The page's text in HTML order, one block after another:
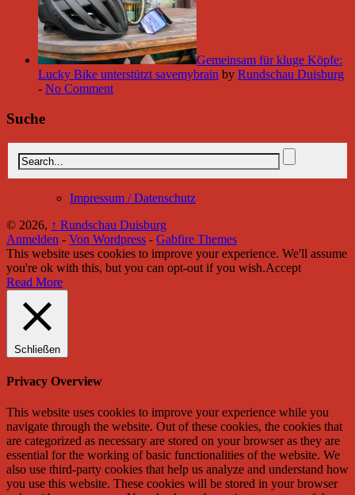
Gemeinsam für kluge Köpfe:
Lucky Bike unterstützt savemybrain by Rundschau Duisburg
- No Comment
Suche
Impressum / Datenschutz
© 2026, ↑ Rundschau Duisburg
Anmelden - Von Wordpress - Gabfire Themes
This website uses cookies to improve your experience. We'll assume
you're ok with this, but you can opt-out if you wish.Accept
Read More
Schließen
Privacy Overview
This website uses cookies to improve your experience while you
navigate through the website. Out of these cookies, the cookies that
are categorized as necessary are stored on your browser as they are
essential for the working of basic functionalities of the website. We
also use third-party cookies that help us analyze and understand how
you use this website. These cookies will be stored in your browser